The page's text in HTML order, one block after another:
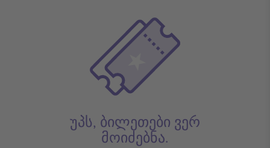
უპს, ბილეთები ვერ
მოიძებნა.